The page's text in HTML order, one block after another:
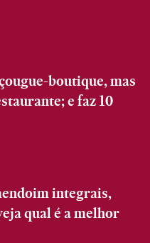
boutique, mas
e faz 10
integrais,
qual é a melhor